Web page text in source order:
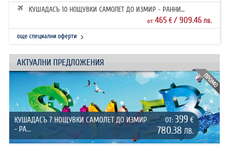
КУШАДАСЪ 10 НОЩУВКИ САМОЛЕТ ДО ИЗМИР - РАННИ
от:465 €/ 909.46лв.
още специални оферти
АКТУАЛНИ ПРЕДЛОЖЕНИЯ
КУШАДАСЪ 7 НОЩУВКИ САМОЛЕТ ДО ИЗМИР
- РА...
ОТ: 399 €
780.38 ЛВ.